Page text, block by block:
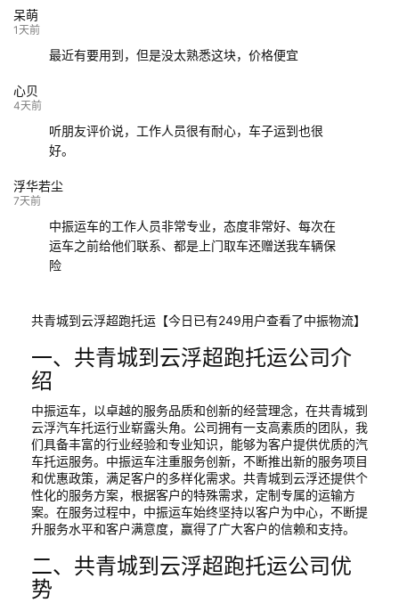
呆萌
1天前
最近有要用到，但是没太熟悉这块，价格便宜
心贝
4天前
听朋友评价说，工作人员很有耐心，车子运到也很
好。
浮华若尘
7天前
中振运车的工作人员非常专业，态度非常好、每次在
运车之前给他们联系、都是上门取车还赠送我车辆保
险
共青城到云浮超跑托运【今日已有249用户查看了中振物流】
一、共青城到云浮超跑托运公司介
绍
中振运车，以卓越的服务品质和创新的经营理念，在共青城到
云浮汽车托运行业崭露头角。公司拥有一支高素质的团队，我
们具备丰富的行业经验和专业知识，能够为客户提供优质的汽
车托运服务。中振运车注重服务创新，不断推出新的服务项目
和优惠政策，满足客户的多样化需求。共青城到云浮还提供个
性化的服务方案，根据客户的特殊需求，定制专属的运输方
案。在服务过程中，中振运车始终坚持以客户为中心，不断提
升服务水平和客户满意度，赢得了广大客户的信赖和支持。
二、共青城到云浮超跑托运公司优
势